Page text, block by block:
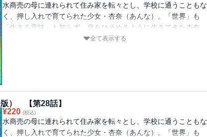
水商売の母に連れられて住み家を転々とし、学校に通うこともな
く、押し入れで育てられた少女・杏奈（あんな）。「世界」も
「生きる意味」も知らず、息をひそめるように生きてきた杏奈。
彼女がもう子供ではなくなったとき、大人たちの毒牙が迫っ
Vol.38』に収録されています。重複購入にご注意ください。
全て表示する
） 【第28話】
¥220 (税込)
水商売の母に連れられて住み家を転々とし、学校に通うこともな
く、押し入れで育てられた少女・杏奈（あんな）。「世界」も